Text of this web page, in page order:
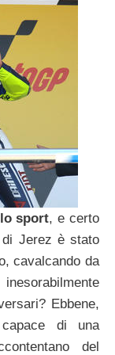
sport, e certo
di Jerez è stato
cavalcando da
Ebbene,
di una
del